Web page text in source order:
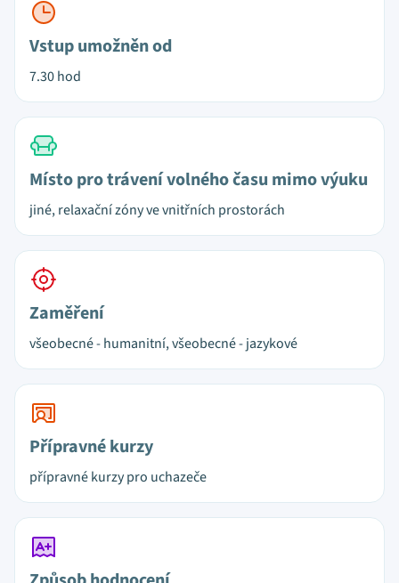
Vstup umožněn od
7.30 hod
Místo pro trávení volného času mimo výuku
jiné, relaxační zóny ve vnitřních prostorách
Zaměření
všeobecné - humanitní, všeobecné - jazykové
Přípravné kurzy
přípravné kurzy pro uchazeče